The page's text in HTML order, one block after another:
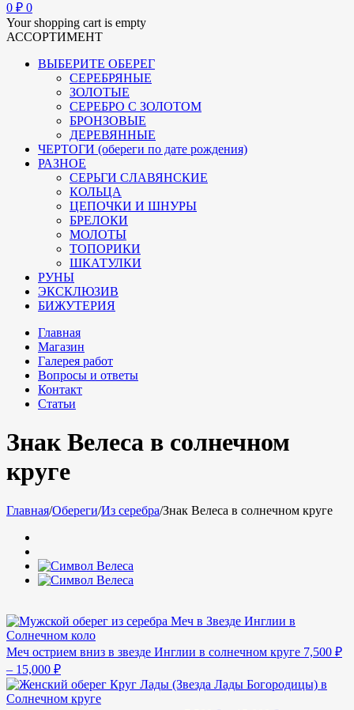
0 ₽ 0
Your shopping cart is empty
АССОРТИМЕНТ
ВЫБЕРИТЕ ОБЕРЕГ
СЕРЕБРЯНЫЕ
ЗОЛОТЫЕ
СЕРЕБРО С ЗОЛОТОМ
БРОНЗОВЫЕ
ДЕРЕВЯННЫЕ
ЧЕРТОГИ (обереги по дате рождения)
РАЗНОЕ
СЕРЬГИ СЛАВЯНСКИЕ
КОЛЬЦА
ЦЕПОЧКИ И ШНУРЫ
БРЕЛОКИ
МОЛОТЫ
ТОПОРИКИ
ШКАТУЛКИ
РУНЫ
ЭКСКЛЮЗИВ
БИЖУТЕРИЯ
Главная
Магазин
Галерея работ
Вопросы и ответы
Контакт
Статьи
Знак Велеса в солнечном
круге
Главная/Обереги/Из серебра/Знак Велеса в солнечном круге
Меч острием вниз в звезде Инглии в солнечном круге 7,500 ₽
– 15,000 ₽